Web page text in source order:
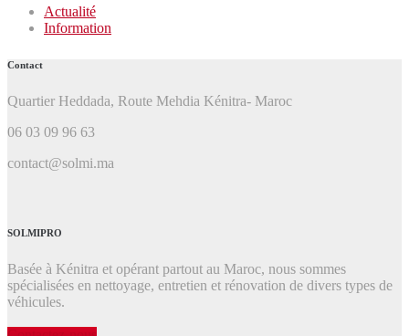
Actualité
Information
Contact
Quartier Heddada, Route Mehdia Kénitra- Maroc
06 03 09 96 63
contact@solmi.ma
SOLMIPRO
Basée à Kénitra et opérant partout au Maroc, nous sommes
spécialisées en nettoyage, entretien et rénovation de divers types de
véhicules.